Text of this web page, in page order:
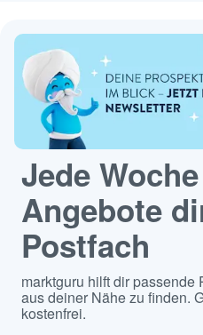
Jede
Angebote
Postfach
marktguru hilft dir passende
aus deiner Nähe zu finden.
kostenfrei.